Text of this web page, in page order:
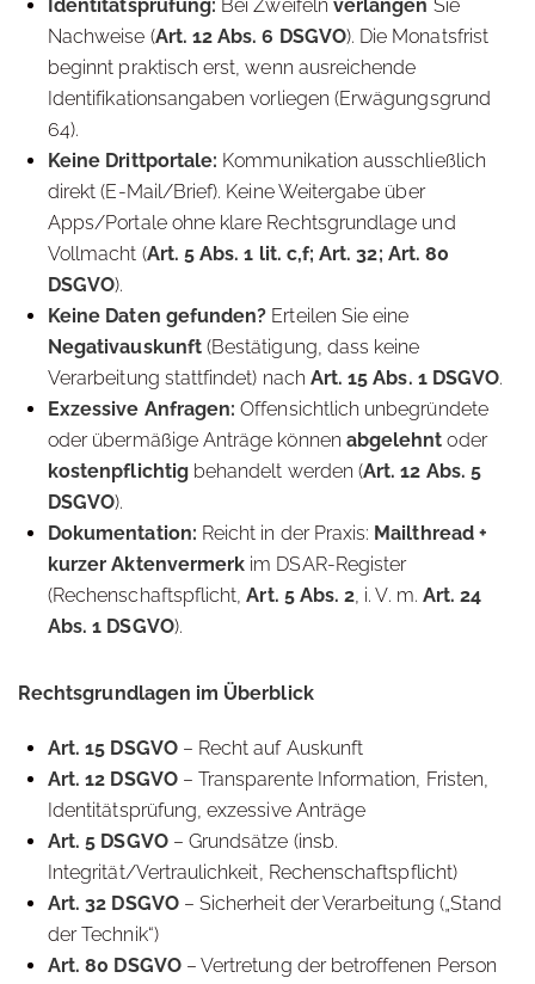
Identitätsprüfung: Bei Zweifeln verlangen Sie
Nachweise (Art. 12 Abs. 6 DSGVO). Die Monatsfrist
beginnt praktisch erst, wenn ausreichende
Identifikationsangaben vorliegen (Erwägungsgrund
64).
Keine Drittportale: Kommunikation ausschließlich
direkt (E-Mail/Brief). Keine Weitergabe über
Apps/Portale ohne klare Rechtsgrundlage und
Vollmacht (Art. 5 Abs. 1 lit. c,f; Art. 32; Art. 80
DSGVO).
Keine Daten gefunden? Erteilen Sie eine
Negativauskunft(Bestätigung, dass keine
Verarbeitung stattfindet) nach Art. 15 Abs. 1 DSGVO.
Exzessive Anfragen: Offensichtlich unbegründete
oder übermäßige Anträge können abgelehnt oder
kostenpflichtigbehandelt werden (Art. 12 Abs. 5
DSGVO).
Dokumentation: Reicht in der Praxis: Mailthread +
kurzer Aktenvermerk im DSAR-Register
(Rechenschaftspflicht,Art. 5 Abs. 2, i. V. m. Art. 24
Abs. 1 DSGVO).
Rechtsgrundlagen im Überblick
Art. 15 DSGVO– Recht auf Auskunft
Art. 12 DSGVO– Transparente Information, Fristen,
Identitätsprüfung, exzessive Anträge
Art. 5 DSGVO– Grundsätze (insb.
Integrität/Vertraulichkeit, Rechenschaftspflicht)
Art. 32 DSGVO– Sicherheit der Verarbeitung („Stand
der Technik“)
Art. 80 DSGVO– Vertretung der betroffenen Person